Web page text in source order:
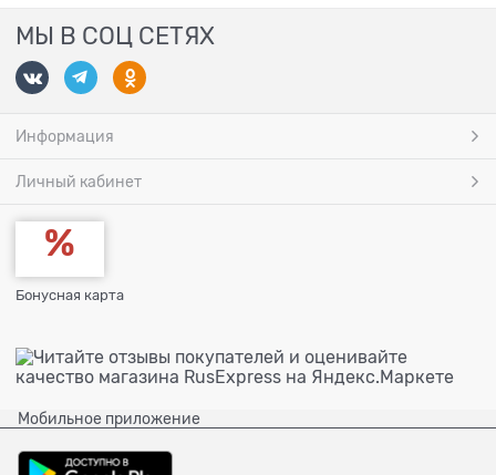
МЫ В СОЦ СЕТЯХ
Информация
Личный кабинет
Бонусная карта
Мобильное приложение